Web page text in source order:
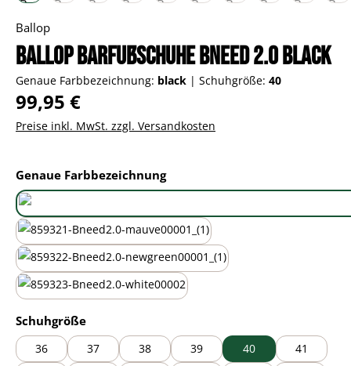
Ballop
Ballop Barfußschuhe Bneed 2.0 black
Genaue Farbbezeichnung: black | Schuhgröße: 40
Regulärer Preis:
99,95 €
Preise inkl. MwSt. zzgl. Versandkosten
Genaue Farbbezeichnungauswählen
black
new green
Schuhgrößeauswählen
36 37 38 39 40
41